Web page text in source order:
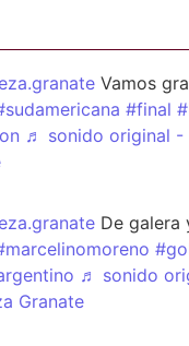
Vamos
#final
♬ sonido original -
De galera
♬ sonido
Granate